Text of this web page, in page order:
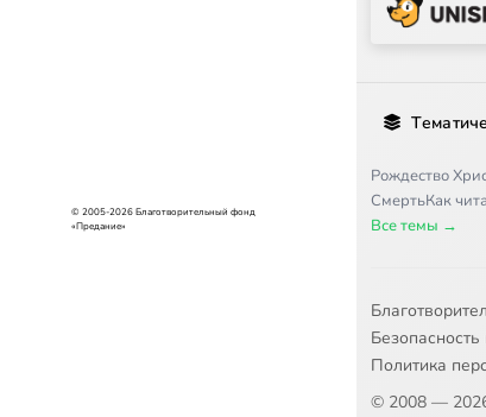
© 2005-2026 Благотворительный фонд
«Предание»
19
22
24
25
Рождество
СмертьКак
Все темы →
Политика
© 2008 —